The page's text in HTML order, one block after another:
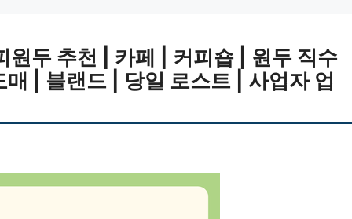
원두 추천 | 카페 | 커피숍 | 원두 직수
| 블랜드 | 당일 로스트 | 사업자 업